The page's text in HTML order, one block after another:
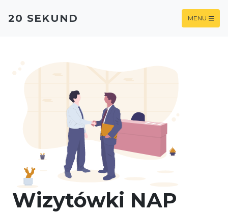
Wizytówki NAP
20 SEKUND MENU